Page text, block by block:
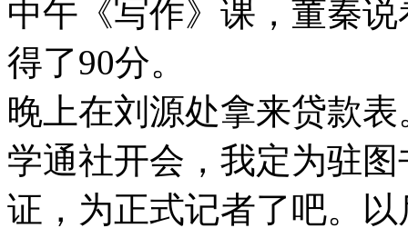
中午《写作》课，董秦
得了90分。
晚上在刘源处拿来贷款表
学通社开会，我定为驻
证，为正式记者了吧。